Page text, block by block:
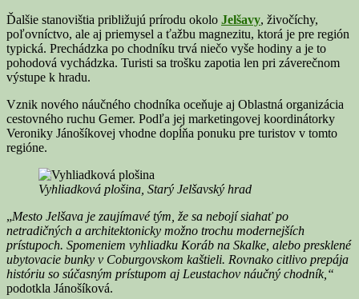
Ďalšie stanovištia približujú prírodu okolo Jelšavy, živočíchy,
poľovníctvo, ale aj priemysel a ťažbu magnezitu, ktorá je pre región
typická. Prechádzka po chodníku trvá niečo vyše hodiny a je to
pohodová vychádzka. Turisti sa trošku zapotia len pri záverečnom
výstupe k hradu.
Vznik nového náučného chodníka oceňuje aj Oblastná organizácia
cestovného ruchu Gemer. Podľa jej marketingovej koordinátorky
Veroniky Jánošíkovej vhodne dopĺňa ponuku pre turistov v tomto
regióne.
Vyhliadková plošina, Starý Jelšavský hrad
„Mesto Jelšava je zaujímavé tým, že sa nebojí siahať po
netradičných a architektonicky možno trochu modernejších
prístupoch. Spomeniem vyhliadku Koráb na Skalke, alebo presklené
ubytovacie bunky v Coburgovskom kaštieli. Rovnako citlivo prepája
históriu so súčasným prístupom aj Leustachov náučný chodník,“
podotkla Jánošíková.